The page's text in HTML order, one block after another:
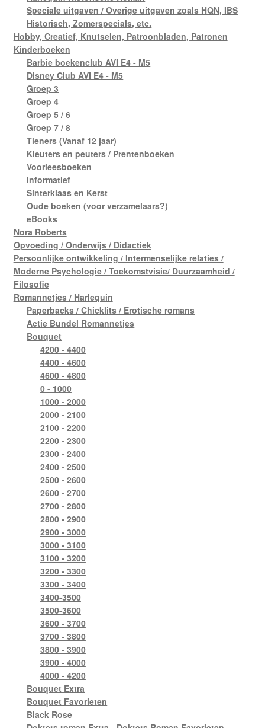
Speciale uitgaven / Overige uitgaven zoals HQN, IBS
Historisch, Zomerspecials, etc.
Hobby, Creatief, Knutselen, Patroonbladen, Patronen
Kinderboeken
Barbie boekenclub AVI E4 - M5
Disney Club AVI E4 - M5
Groep 3
Groep 4
Groep 5 / 6
Groep 7 / 8
Tieners (Vanaf 12 jaar)
Kleuters en peuters / Prentenboeken
Voorleesboeken
Informatief
Sinterklaas en Kerst
Oude boeken (voor verzamelaars?)
eBooks
Nora Roberts
Opvoeding / Onderwijs / Didactiek
Persoonlijke ontwikkeling / Intermenselijke relaties /
Moderne Psychologie / Toekomstvisie/ Duurzaamheid /
Filosofie
Romannetjes / Harlequin
Paperbacks / Chicklits / Erotische romans
Actie Bundel Romannetjes
Bouquet
4200 - 4400
4400 - 4600
4600 - 4800
0 - 1000
1000 - 2000
2000 - 2100
2100 - 2200
2200 - 2300
2300 - 2400
2400 - 2500
2500 - 2600
2600 - 2700
2700 - 2800
2800 - 2900
2900 - 3000
3000 - 3100
3100 - 3200
3200 - 3300
3300 - 3400
3400-3500
3500-3600
3600 - 3700
3700 - 3800
3800 - 3900
3900 - 4000
4000 - 4200
Bouquet Extra
Bouquet Favorieten
Black Rose